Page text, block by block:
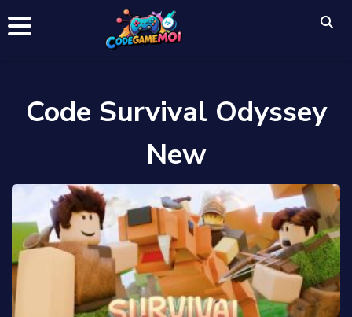
Code Survival Odyssey
New